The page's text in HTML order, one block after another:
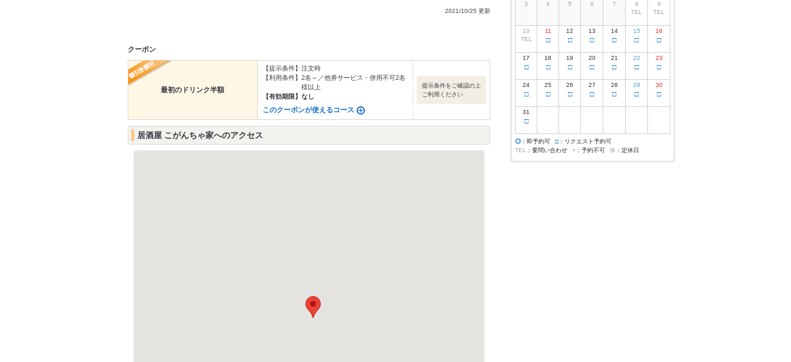
2021/10/25 更新
クーポン
最初のドリンク半額
【提示条件】 注文時
【利用条件】 2名～／他券サービス・併用不可2名
様以上
【有効期限】 なし
このクーポンが使えるコース
提示条件をご確認の上
ご利用ください
居酒屋 こがんちゃ家へのアクセス
3 4 5 6 7
8
TEL
9
TEL
10
TEL
11
□
12
□
13
□
14
□
15
□
16
□
17
□
18
□
19
□
20
□
21
□
22
□
23
□
24
□
25
□
26
□
27
□
28
□
29
□
30
□
31
□
◎ ：即予約可 □ ：リクエスト予約可
TEL
：要問い合わせ × ：予約不可 休 ：定休日